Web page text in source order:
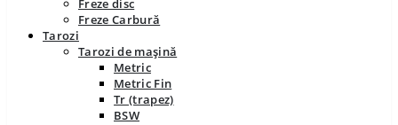
Freze disc
Freze Carbură
Tarozi
Tarozi de mașină
Metric
Metric Fin
Tr (trapez)
BSW